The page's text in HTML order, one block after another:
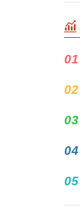
01
02
03
04
05